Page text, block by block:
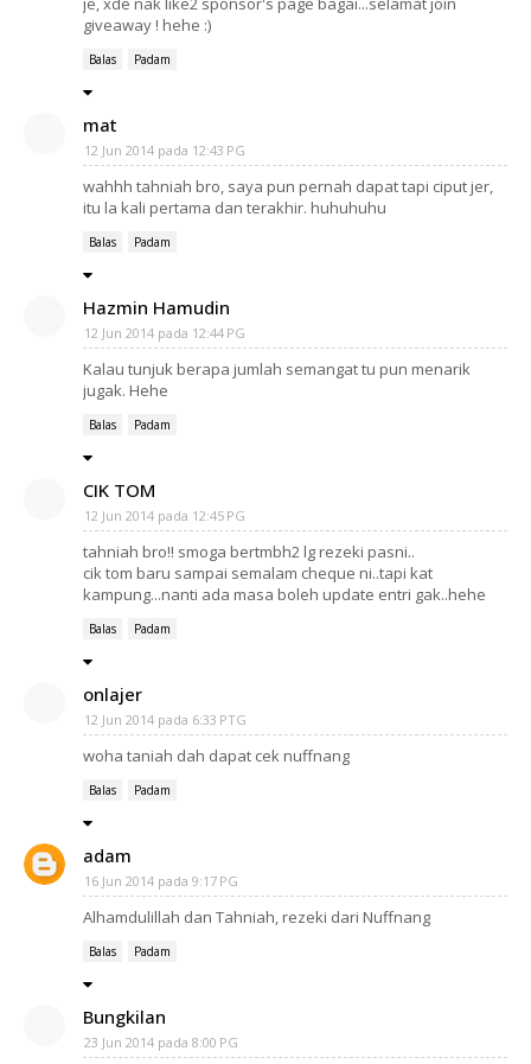
giveaway ! hehe :)
Balas Padam
mat
12 Jun 2014 pada 12:43 PG
wahhh tahniah bro, saya pun pernah dapat tapi ciput jer,
itu la kali pertama dan terakhir. huhuhuhu
Balas Padam
Hazmin Hamudin
12 Jun 2014 pada 12:44 PG
Kalau tunjuk berapa jumlah semangat tu pun menarik
jugak. Hehe
Balas Padam
CIK TOM
12 Jun 2014 pada 12:45 PG
tahniah bro!! smoga bertmbh2 lg rezeki pasni..
cik tom baru sampai semalam cheque ni..tapi kat
kampung...nanti ada masa boleh update entri gak..hehe
Balas Padam
onlajer
12 Jun 2014 pada 6:33 PTG
woha taniah dah dapat cek nuffnang
Balas Padam
adam
16 Jun 2014 pada 9:17 PG
Alhamdulillah dan Tahniah, rezeki dari Nuffnang
Balas Padam
Bungkilan
23 Jun 2014 pada 8:00 PG